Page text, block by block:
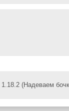
(Надеваем